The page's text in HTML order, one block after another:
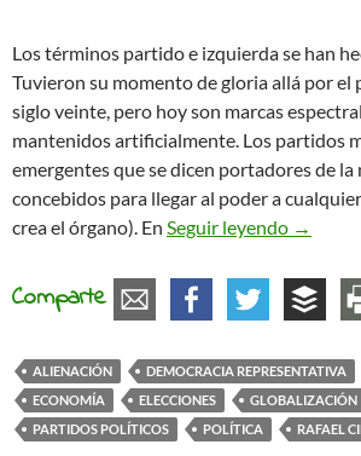
Los términos partido e izquierda se han
Tuvieron su momento de gloria allá por el
siglo veinte, pero hoy son marcas
mantenidos artificialmente. Los partidos
emergentes que se dicen portadores de
concebidos para llegar al poder a
crea el órgano). En Seguir leyendo →
Comparte
ALIENACIÓN DEMOCRACIA REPRESENTATIVA
ECONOMÍA
ELECCIONES
GLOBALIZACIÓN
PARTIDOS POLÍTICOS
POLÍTICA RAFAEL